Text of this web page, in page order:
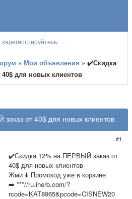
зарегистрируйтесь.
» Мои объявления »✔️Скидка
для новых клиентов
от 40$ для новых клиентов
1
✔️Скидка 12% на ПЕРВЫЙ заказ от
40$ для новых клиентов
Жми ⬇️ Промокод уже в корзине
➡️ ***//ru.iherb.com/?
rcode=KAT8965&pcode=CISNEW20